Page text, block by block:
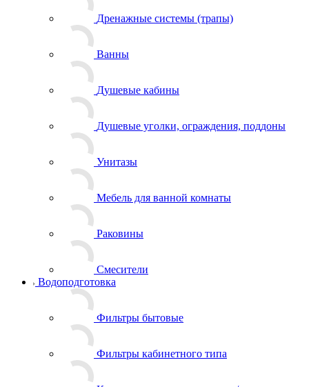
Дренажные системы (трапы)
Ванны
Душевые кабины
Душевые уголки, ограждения, поддоны
Унитазы
Мебель для ванной комнаты
Раковины
Смесители
Водоподготовка
Фильтры бытовые
Фильтры кабинетного типа